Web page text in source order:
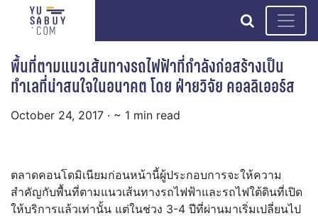
search
พื้นที่ตามแนวเส้นทางรถไฟฟ้าที่กำลังก่อสร้างเป็น
ทำเลที่น่าสนใจในอนาคต โดย ฝ่ายวิจัย คอลลิเออร์ส
October 24, 2017 · ~ 1 min read
ตลาดคอนโดมิเนียมก่อนหน้านี้ผู้ประกอบการจะให้ความ
สำคัญกับพื้นที่ตามแนวเส้นทางรถไฟฟ้าและรถไฟใต้ดินที่เปิด
ให้บริการแล้วเท่านั้น แต่ในช่วง 3-4 ปีที่ผ่านมาเริ่มเปลี่ยนไป